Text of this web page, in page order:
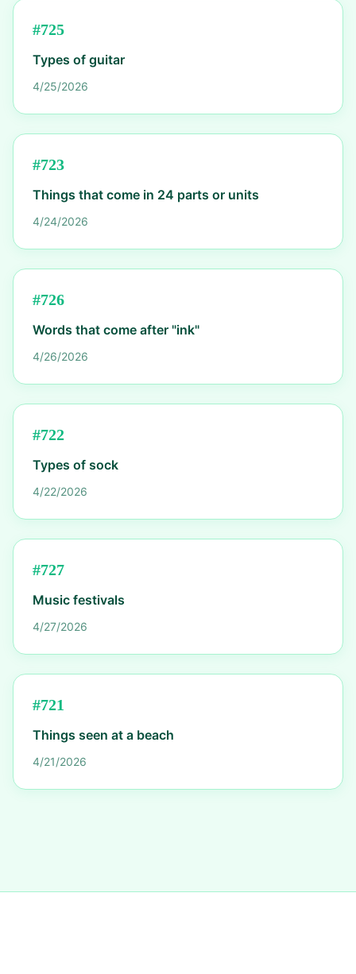
#725
Types of guitar
4/25/2026
#723
Things that come in 24 parts or units
4/24/2026
#726
Words that come after "ink"
4/26/2026
#722
Types of sock
4/22/2026
#727
Music festivals
4/27/2026
#721
Things seen at a beach
4/21/2026